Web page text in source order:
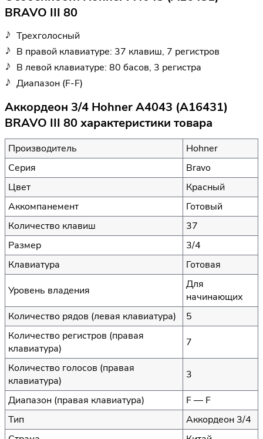
BRAVO III 80
Трехголосный
В правой клавиатуре: 37 клавиш, 7 регистров
В левой клавиатуре: 80 басов, 3 регистра
Диапазон (F-F)
Аккордеон 3/4 Hohner A4043 (A16431)
BRAVO III 80 характеристики товара
Производитель
Hohner
Серия
Bravo
Цвет
Красный
Аккомпанемент
Готовый
Количество клавиш
37
Размер
3/4
Клавиатура
Готовая
Уровень владения
Для
начинающих
Количество рядов (левая клавиатура)
5
Количество регистров (правая
клавиатура)
7
Количество голосов (правая
клавиатура)
3
Диапазон (правая клавиатура)
F — F
Тип
Аккордеон 3/4